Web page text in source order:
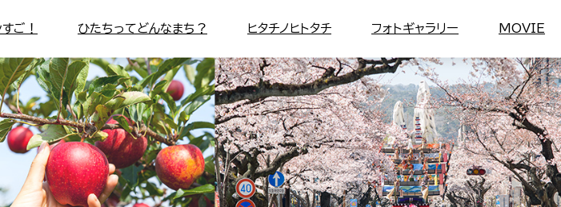
ご！ ひたちってどんなまち？ ヒタチノヒトタチ フォトギャラリー MOVIE